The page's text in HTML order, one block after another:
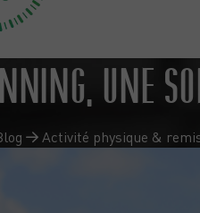
UNE
Activité physique &